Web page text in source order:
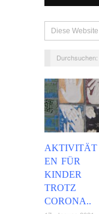
Durchsuchen:
AKTIVITÄT
EN FÜR
KINDER
TROTZ
CORONA..